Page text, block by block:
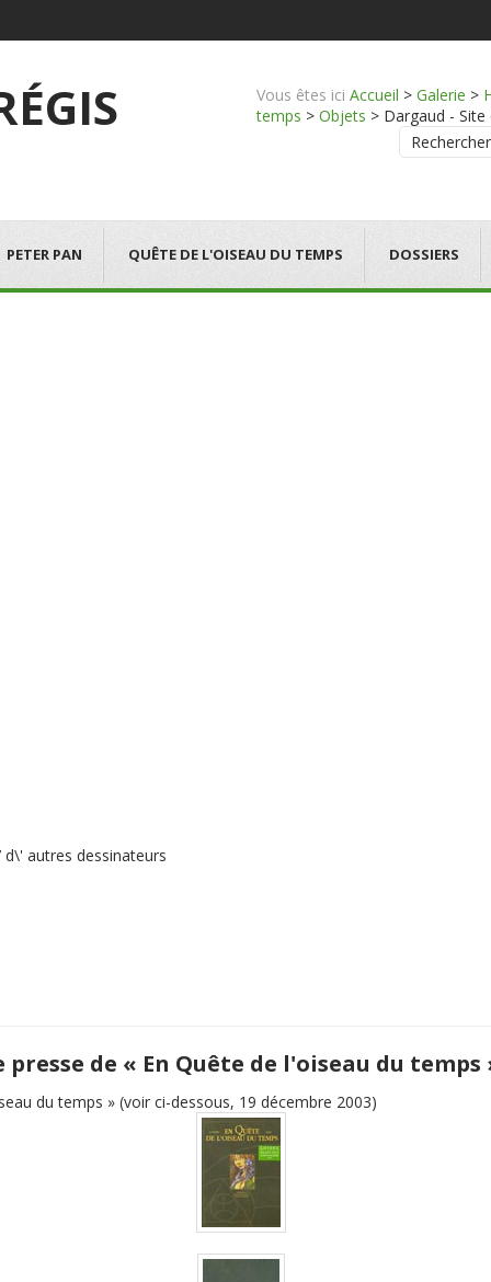
Vous êtes ici Accueil > Galerie >
temps > Objets > Dargaud -
Rechercher
PETER PAN QUÊTE DE L'OISEAU DU TEMPS DOSSIERS
autres dessinateurs
presse de « En Quête de l'oiseau du temps
du temps » (voir ci-dessous, 19 décembre 2003)